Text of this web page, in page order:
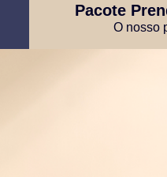
Pacote
O nosso